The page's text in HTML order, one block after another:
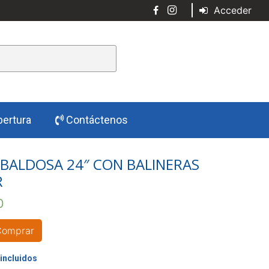
Acceder
Contáctenos
24″ CON BALINERAS